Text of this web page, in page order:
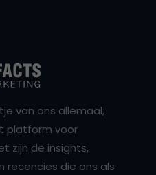
van ons allemaal,
platform voor
zijn de insights,
recencies die ons als